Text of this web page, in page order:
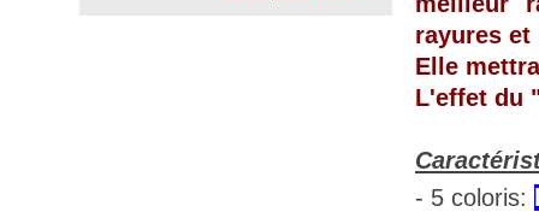
rayures
Elle
L'effet du
- 5 coloris: